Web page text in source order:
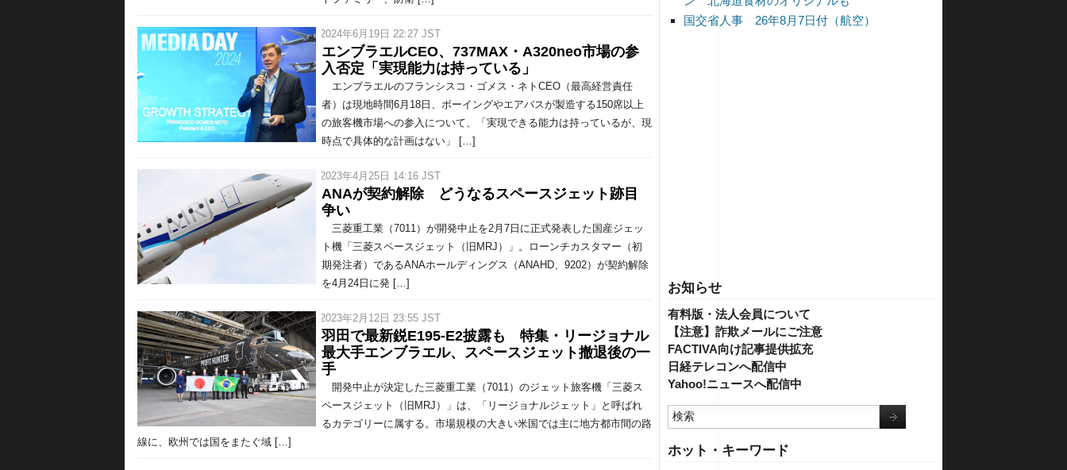
国交省人事 26年8月7日付（航空）
お知らせ
有料版・法人会員について
【注意】詐欺メールにご注意
FACTIVA向け記事提供拡充
日経テレコンへ配信中
Yahoo!ニュースへ配信中
ホット・キーワード
/ 2024年6月19日 22:27 JST
エンブラエルCEO、737MAX・A320neo市場の参
入否定「実現能力は持っている」
エンブラエルのフランシスコ・ゴメス・ネトCEO（最高経営責任
者）は現地時間6月18日、ボーイングやエアバスが製造する150席以上
の旅客機市場への参入について、「実現できる能力は持っているが、現
時点で具体的な計画はない」 […]
/ 2023年4月25日 14:16 JST
ANAが契約解除 どうなるスペースジェット跡目
争い
三菱重工業（7011）が開発中止を2月7日に正式発表した国産ジェッ
ト機「三菱スペースジェット（旧MRJ）」。ローンチカスタマー（初
期発注者）であるANAホールディングス（ANAHD、9202）が契約解除
を4月24日に発 […]
/ 2023年2月12日 23:55 JST
羽田で最新鋭E195-E2披露も 特集・リージョナル
最大手エンブラエル、スペースジェット撤退後の一
手
開発中止が決定した三菱重工業（7011）のジェット旅客機「三菱ス
ペースジェット（旧MRJ）」は、「リージョナルジェット」と呼ばれ
るカテゴリーに属する。市場規模の大きい米国では主に地方都市間の路
線に、欧州では国をまたぐ域 […]